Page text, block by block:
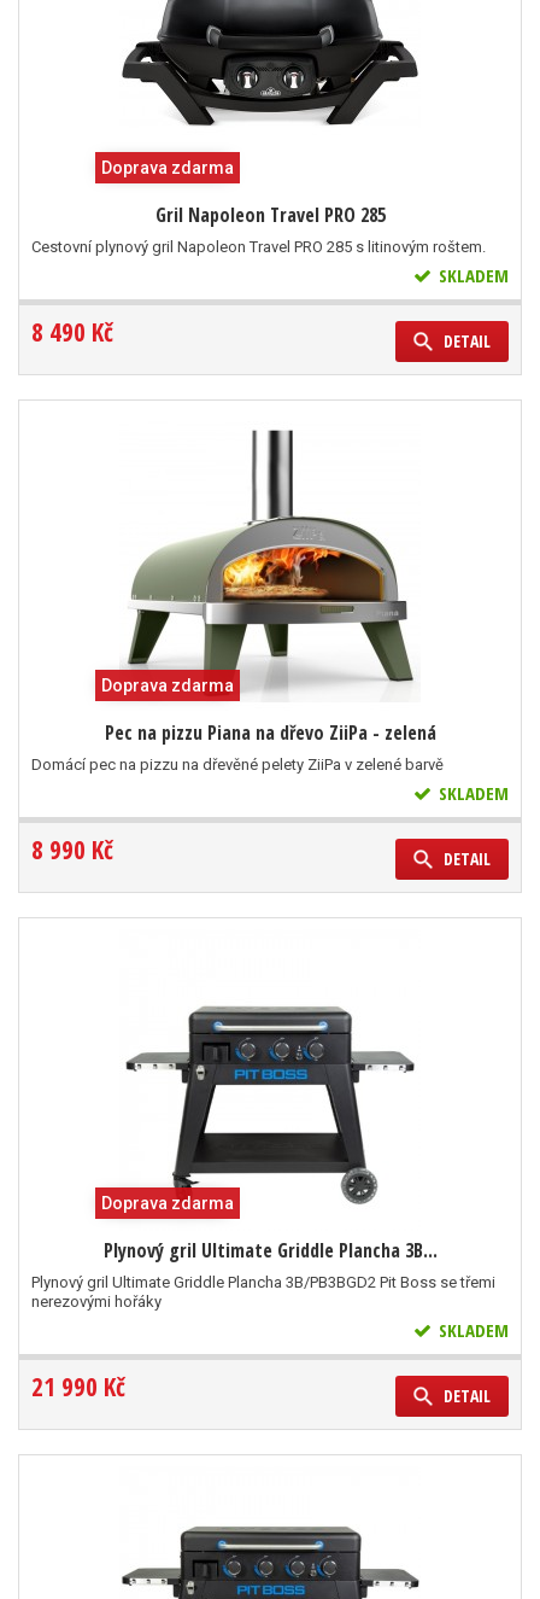
Doprava zdarma
Gril Napoleon Travel PRO 285
Cestovní plynový gril Napoleon Travel PRO 285 s litinovým roštem.
SKLADEM
8 490 Kč DETAIL
Doprava zdarma
Pec na pizzu Piana na dřevo ZiiPa - zelená
Domácí pec na pizzu na dřevěné pelety ZiiPa v zelené barvě
SKLADEM
8 990 Kč DETAIL
Doprava zdarma
Plynový gril Ultimate Griddle Plancha 3B...
Plynový gril Ultimate Griddle Plancha 3B/PB3BGD2 Pit Boss se třemi
nerezovými hořáky
SKLADEM
21 990 Kč DETAIL